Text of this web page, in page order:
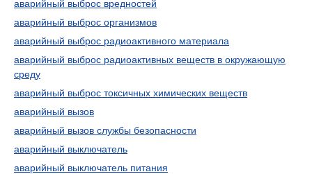
аварийный выброс вредностей
аварийный выброс организмов
аварийный выброс радиоактивного материала
аварийный выброс радиоактивных веществ в окружающую
среду
аварийный выброс токсичных химических веществ
аварийный вызов
аварийный вызов службы безопасности
аварийный выключатель
аварийный выключатель питания